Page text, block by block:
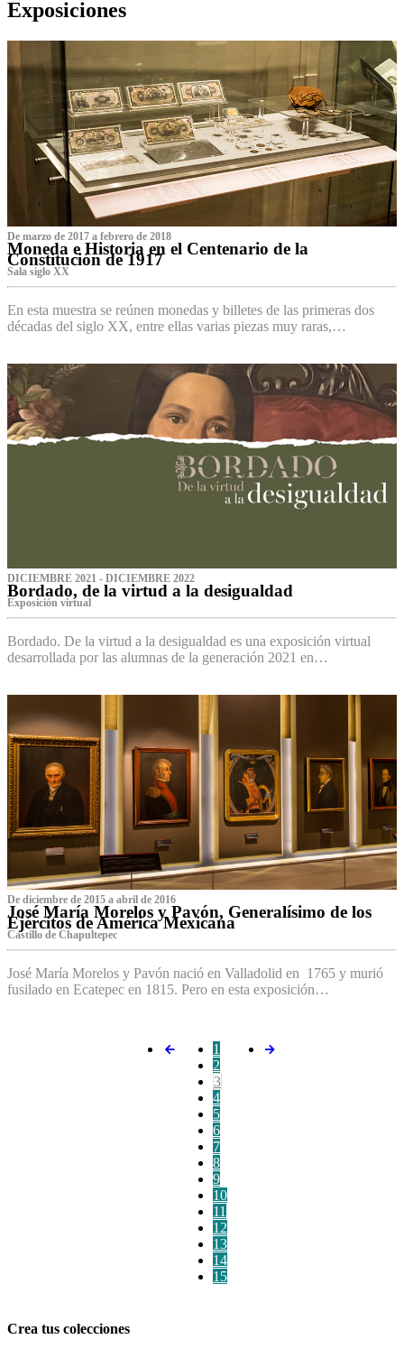
Exposiciones
De marzo de 2017 a febrero de 2018
Moneda e Historia en el Centenario de la
Constitución de 1917
Sala siglo XX
En esta muestra se reúnen monedas y billetes de las primeras dos
décadas del siglo XX, entre ellas varias piezas muy raras,…
DICIEMBRE 2021 - DICIEMBRE 2022
Bordado, de la virtud a la desigualdad
Exposición virtual‌
Bordado. De la virtud a la desigualdad es una exposición virtual
desarrollada por las alumnas de la generación 2021 en…
De diciembre de 2015 a abril de 2016
José María Morelos y Pavón, Generalísimo de los
Ejércitos de América Mexicana
C‌astillo de Chapultepec
José María Morelos y Pavón nació en Valladolid en 1765 y murió
fusilado en Ecatepec en 1815. Pero en esta exposición…
1
2
3
4
5
6
7
8
9
10
11
12
13
14
15
Crea tus colecciones